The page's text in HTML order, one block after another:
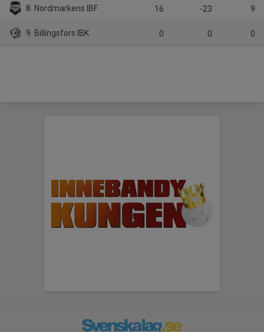
8. Nordmarkens IBF 16 -23 9
9. Billingsfors IBK 0 0 0